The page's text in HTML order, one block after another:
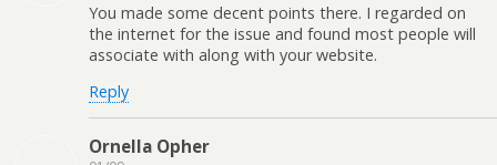
You made some decent points there. I regarded on
the internet for the issue and found most people will
associate with along with your website.
Reply
Ornella Opher